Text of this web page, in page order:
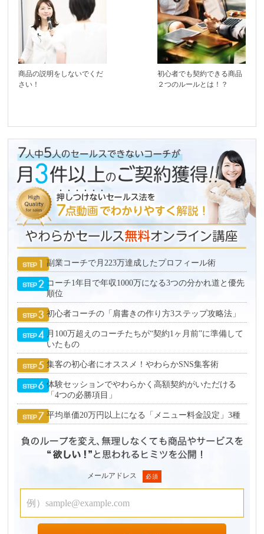
商品の説明をしないでくだ
さい！
初心者でも契約できる商品
２つのルールとは！？
副業コーチで月223万達成したプロフィール術
コーチ1年目で年収1000万になる3つの分かれ道と優先
順位
初心者コーチの「肩書きの作り方3ステップ攻略法」
月100万超えのコーチたちが“契約1ヶ月前”に準備して
いたもの
集客の初心者にオススメ！やわらかSNS集客術
体験セッションでやわらかく高額契約がいただける
「4つの必勝項目」
平均単価20万円以上になる「メニュー料金設定」3種
メールアドレス